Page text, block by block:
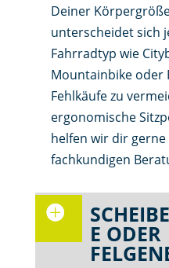
Deiner
unterscheidet sich
Fahrradtyp wie
Mountainbike oder
Fehlkäufe zu
ergonomische
helfen wir dir
fachkundigen
E ODER